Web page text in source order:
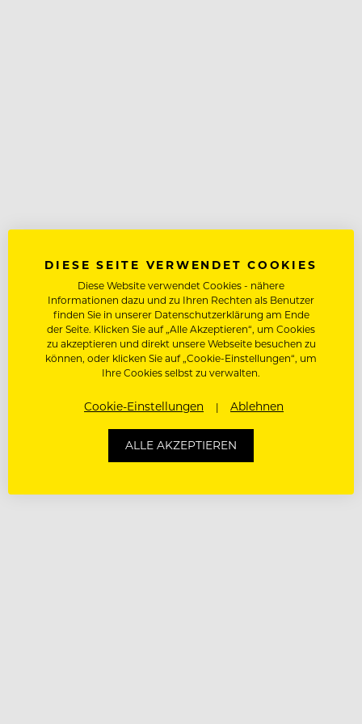
DIESE SEITE VERWENDET COOKIES
Diese Website verwendet Cookies - nähere
Informationen dazu und zu Ihren Rechten als Benutzer
finden Sie in unserer Datenschutzerklärung am Ende
der Seite. Klicken Sie auf „Alle Akzeptieren“, um Cookies
zu akzeptieren und direkt unsere Webseite besuchen zu
können, oder klicken Sie auf „Cookie-Einstellungen“, um
Ihre Cookies selbst zu verwalten.
Cookie-Einstellungen Ablehnen
ALLE AKZEPTIEREN